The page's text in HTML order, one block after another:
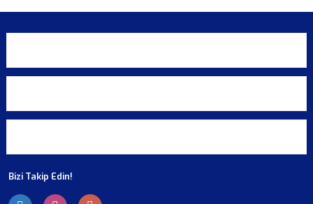
Bizi Takip Edin!